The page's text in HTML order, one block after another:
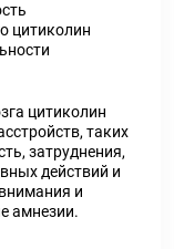
цитиколин
цитиколин
таких
затруднения,
действий и
и
амнезии.